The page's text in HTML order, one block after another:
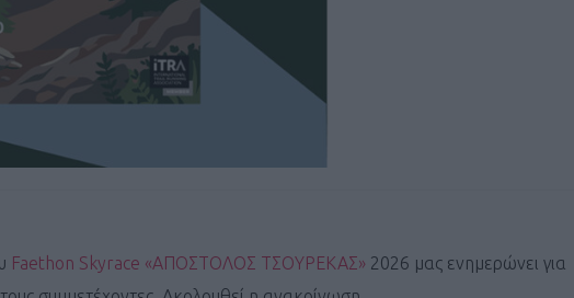
Faethon Skyrace «ΑΠΟΣΤΟΛΟΣ ΤΣΟΥΡΕΚΑΣ» 2026 μας ενημερώνει για